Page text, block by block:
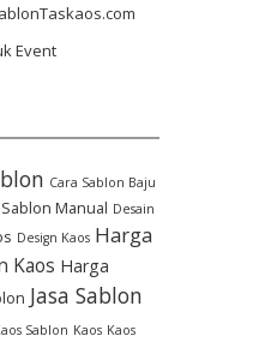
Event
Cara Sablon Baju
Sablon Manual Desain
Design Kaos Harga
Kaos Harga
Jasa Sablon
Sablon Kaos Kaos